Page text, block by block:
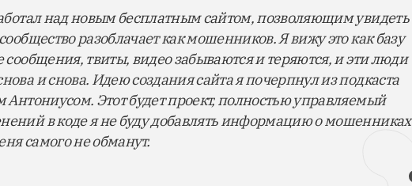
над новым бесплатным сайтом, позволяющим увидеть
разоблачает как мошенников. Я вижу это как базу
твиты, видео забываются и теряются, и эти люди
и снова. Идею создания сайта я почерпнул из подкаста
Этот будет проект, полностью управляемый
в коде я не буду добавлять информацию о мошенниках
самого не обманут.